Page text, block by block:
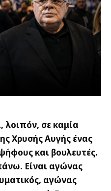
λοιπόν, σε καμία
Χρυσής Αυγής ένας
και βουλευτές.
Είναι αγώνας
αγώνας